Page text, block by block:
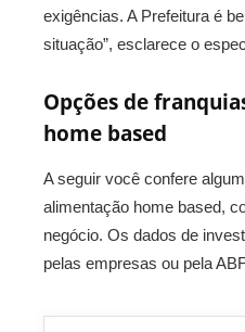
exigências. A Prefeitura é
situação”, esclarece o
Opções de
home based
A seguir você confere
alimentação home based,
negócio. Os dados de
pelas empresas ou pela